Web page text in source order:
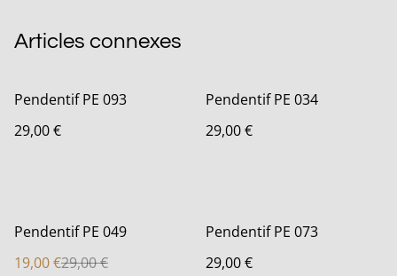
Articles connexes
Pendentif PE 093
29,00 €
Pendentif PE 034
29,00 €
%
Pendentif PE 049
19,00 €29,00 €
Pendentif PE 073
29,00 €